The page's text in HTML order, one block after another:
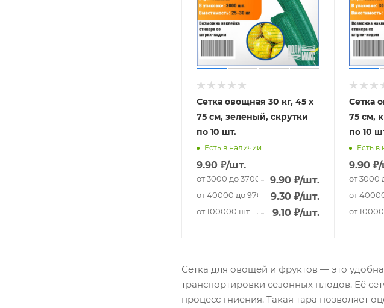
Сетка овощная 30 кг, 45 х
75 см, зеленый, скрутки
по 10 шт.
Есть в наличии
9.90 ₽/шт.
от 3000 до 37000 шт.9.90 ₽/шт.
от 40000 до 97000 шт.
9.30 ₽/шт.
от 100000 шт. 9.10 ₽/шт.
Сетка
75 см,
по 10
Есть в
9.90 ₽/
от 3000
от
от
Сетка для овощей и фруктов — это
транспортировки сезонных плодов. Её
процесс гниения. Такая тара позволяет